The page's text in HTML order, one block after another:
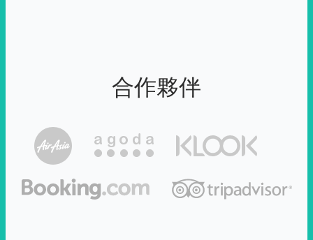
合作夥伴